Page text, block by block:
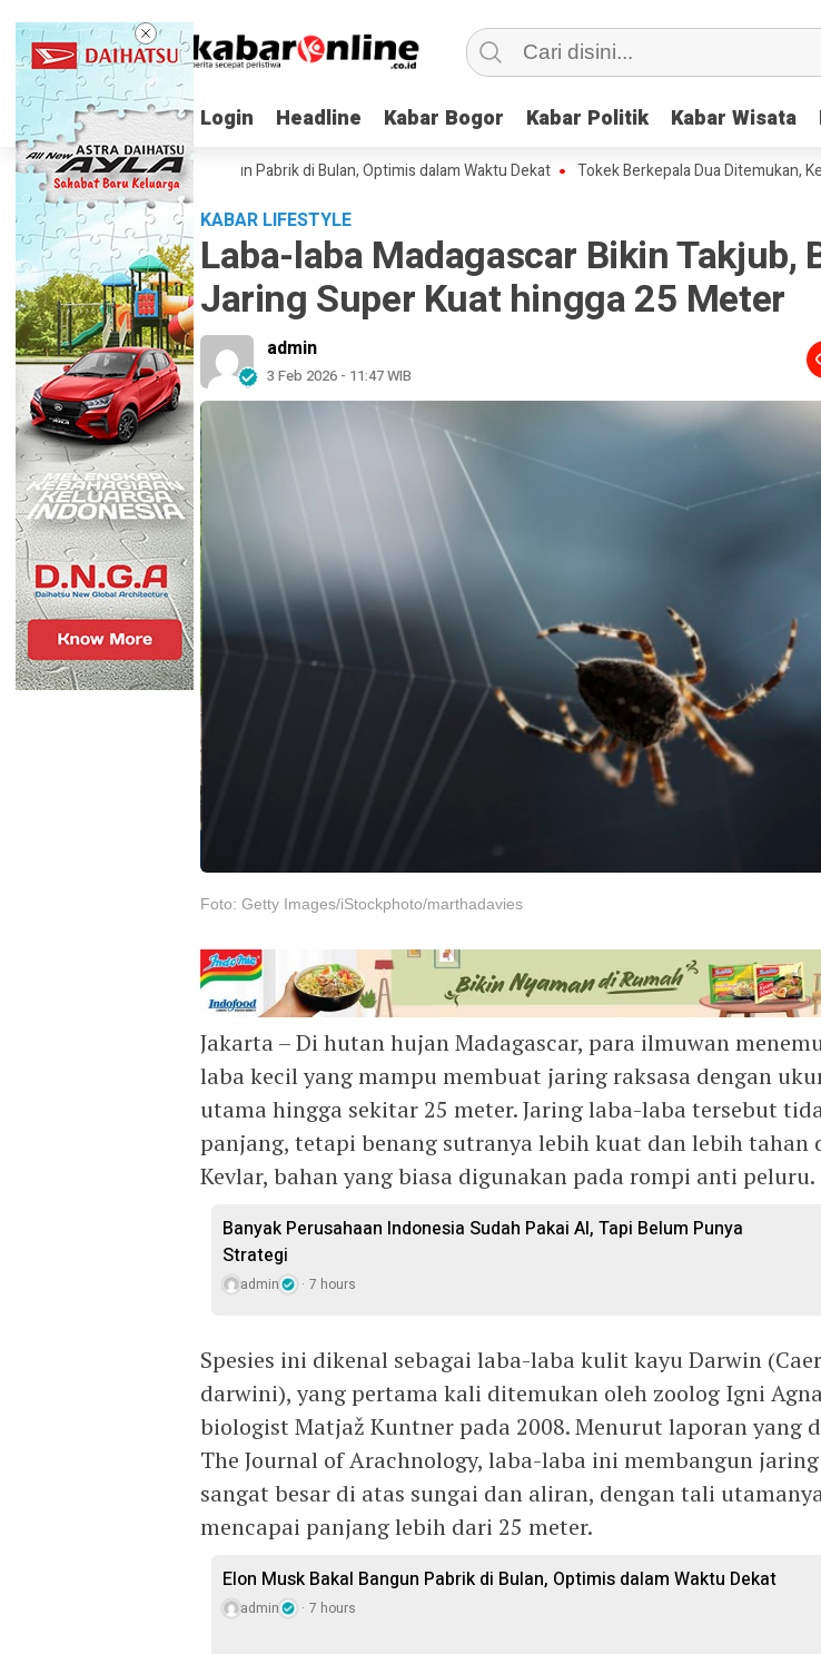
Login Headline Kabar Bogor Kabar Politik Kabar Wisata
Login Headline Kabar Bogor Kabar Politik Kabar Wisata
Elon Musk Bakal Bangun Pabrik di Bulan, Optimis dalam Waktu Dekat Tokek Berkepala Dua Ditemukan,
KABAR LIFESTYLE
Laba-laba Madagascar Bikin Takjub,
Jaring Super Kuat hingga 25 Meter
admin
3 Feb 2026 - 11:47 WIB
Foto: Getty Images/iStockphoto/marthadavies
Jakarta – Di hutan hujan Madagascar, para ilmuwan
laba kecil yang mampu membuat jaring raksasa dengan
utama hingga sekitar 25 meter. Jaring laba-laba tersebut
panjang, tetapi benang sutranya lebih kuat dan lebih tahan
Kevlar, bahan yang biasa digunakan pada rompi anti peluru.
Banyak Perusahaan Indonesia Sudah Pakai AI, Tapi Belum Punya
Strategi
admin 7 hours
Spesies ini dikenal sebagai laba-laba kulit kayu Darwin
darwini), yang pertama kali ditemukan oleh zoolog Igni
biologist Matjaž Kuntner pada 2008. Menurut laporan yang
The Journal of Arachnology, laba-laba ini membangun
sangat besar di atas sungai dan aliran, dengan tali
mencapai panjang lebih dari 25 meter.
Elon Musk Bakal Bangun Pabrik di Bulan, Optimis dalam Waktu Dekat
admin 7 hours